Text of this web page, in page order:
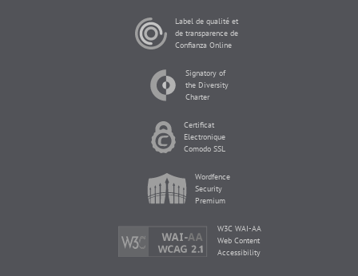
Label de qualité et
de transparence de
Confianza Online
Signatory of
the Diversity
Charter
Certificat
Electronique
Comodo SSL
Wordfence
Security
Premium
W3C WAI-AA
Web Content
Accessibility